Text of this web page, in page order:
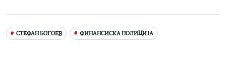
СТЕФАН БОГОЕВ ФИНАНСИСКА ПОЛИЦИЈА